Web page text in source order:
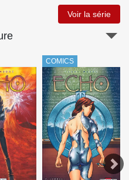
Voir la série
COMICS